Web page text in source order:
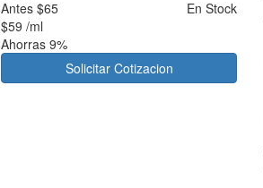
Antes$65
$59 /ml
Ahorras 9%
En Stock
Solicitar Cotizacion